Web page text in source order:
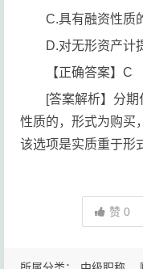
C.具有融资性质
D.对无形资产计
【正确答案】C
[答案解析】分
性质的，形式为购买
该选项是实质重于形
赞0